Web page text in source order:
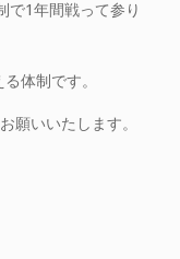
で1年間戦って参り
体制です。
願いいたします。